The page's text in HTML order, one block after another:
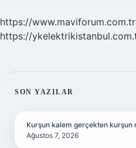
https://www.maviforum.com.tr
https://
SIDEBAR
SON YAZILAR
Kurşun kalem gerçekten kurşun
Ağustos 7, 2026